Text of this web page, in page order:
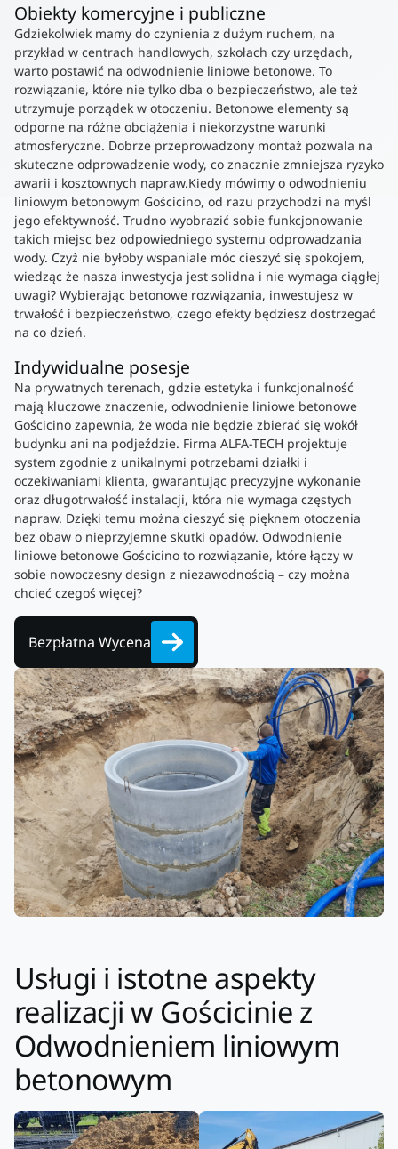
Obiekty komercyjne i publiczne
Gdziekolwiek mamy do czynienia z dużym ruchem, na
przykład w centrach handlowych, szkołach czy urzędach,
warto postawić na odwodnienie liniowe betonowe. To
rozwiązanie, które nie tylko dba o bezpieczeństwo, ale też
utrzymuje porządek w otoczeniu. Betonowe elementy są
odporne na różne obciążenia i niekorzystne warunki
atmosferyczne. Dobrze przeprowadzony montaż pozwala na
skuteczne odprowadzenie wody, co znacznie zmniejsza ryzyko
awarii i kosztownych napraw.Kiedy mówimy o odwodnieniu
liniowym betonowym Gościcino, od razu przychodzi na myśl
jego efektywność. Trudno wyobrazić sobie funkcjonowanie
takich miejsc bez odpowiedniego systemu odprowadzania
wody. Czyż nie byłoby wspaniale móc cieszyć się spokojem,
wiedząc że nasza inwestycja jest solidna i nie wymaga ciągłej
uwagi? Wybierając betonowe rozwiązania, inwestujesz w
trwałość i bezpieczeństwo, czego efekty będziesz dostrzegać
na co dzień.
Indywidualne posesje
Na prywatnych terenach, gdzie estetyka i funkcjonalność
mają kluczowe znaczenie, odwodnienie liniowe betonowe
Gościcino zapewnia, że woda nie będzie zbierać się wokół
budynku ani na podjeździe. Firma ALFA-TECH projektuje
system zgodnie z unikalnymi potrzebami działki i
oczekiwaniami klienta, gwarantując precyzyjne wykonanie
oraz długotrwałość instalacji, która nie wymaga częstych
napraw. Dzięki temu można cieszyć się pięknem otoczenia
bez obaw o nieprzyjemne skutki opadów. Odwodnienie
liniowe betonowe Gościcino to rozwiązanie, które łączy w
sobie nowoczesny design z niezawodnością – czy można
chcieć czegoś więcej?
Bezpłatna Wycena
Usługi i istotne aspekty
realizacji w Gościcinie z
Odwodnieniem liniowym
betonowym